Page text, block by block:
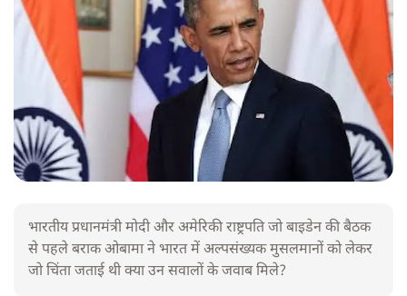
भारतीय प्रधानमंत्री मोदी और अमेरिकी राष्ट्रपति जो बाइडेन की बैठक
से पहले बराक ओबामा ने भारत में अल्पसंख्यक मुसलमानों को लेकर
जो चिंता जताई थी क्या उन सवालों के जवाब मिले?